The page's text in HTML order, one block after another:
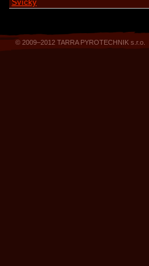
Svíčky
© 2009–2012 TARRA PYROTECHNIK s.r.o.